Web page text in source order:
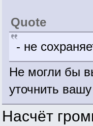
Quote
- не
Не могли бы
уточнить
Насчёт